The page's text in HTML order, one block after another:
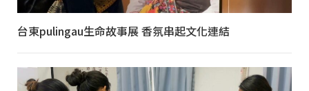
台東pulingau生命故事展 香氛串起文化連結